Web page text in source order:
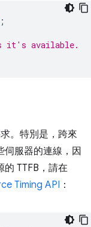
;
it's available.
。特別是，跨來
伺服器的連線，因
TTFB，請在
Timing API ：